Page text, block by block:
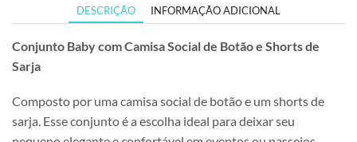
DESCRIÇÃO INFORMAÇÃO ADICIONAL
Conjunto Baby com Camisa Social de Botão e Shorts de
Sarja
Composto por uma camisa social de botão e um shorts de
sarja. Esse conjunto é a escolha ideal para deixar seu